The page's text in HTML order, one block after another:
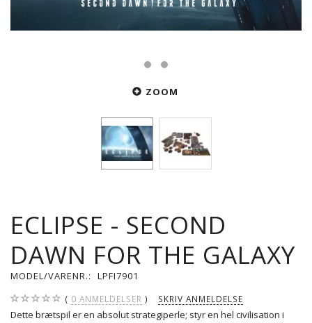
ZOOM
ECLIPSE - SECOND
DAWN FOR THE GALAXY
MODEL/VARENR.: LPFI7901
0 ANMELDELSER SKRIV ANMELDELSE
Dette brætspil er en absolut strategiperle; styr en hel civilisation i